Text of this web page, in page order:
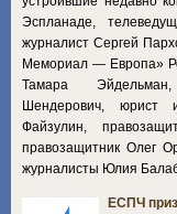
Эспланаде,
журналист Сергей
Мемориал — Европа»
Тамара
Шендерович, юрист
Файзулин,
правозащитник Олег
журналисты Юлия
ЕСПЧ